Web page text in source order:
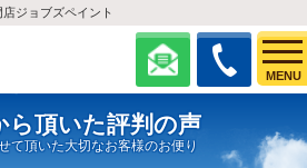
MENU
ジョブズペイント
ら頂いた評判の声
て頂いた大切なお客様のお便り